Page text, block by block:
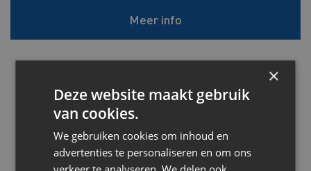
Meer info
×
Deze website maakt gebruik
van cookies.
We gebruiken cookies om inhoud en
advertenties te personaliseren en om ons